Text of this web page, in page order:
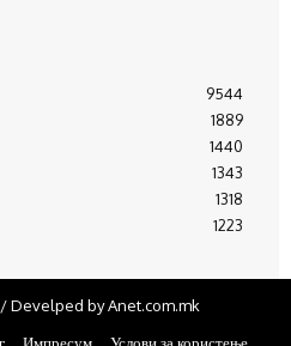
9544
1889
1440
1343
1318
1223
Develped by Anet.com.mk